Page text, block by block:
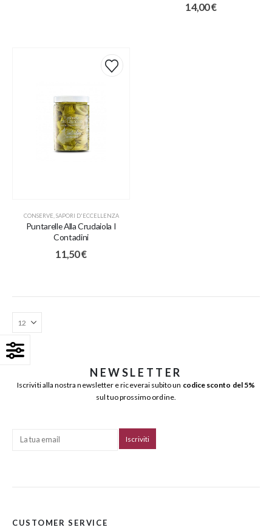
14,00€
CONSERVE,SAPORI D'ECCELLENZA
Puntarelle Alla Crudaiola I
Contadini
11,50€
NEWSLETTER
Iscriviti alla nostra newsletter e riceverai subito un codice sconto del 5%
sul tuo prossimo ordine.
CUSTOMER SERVICE